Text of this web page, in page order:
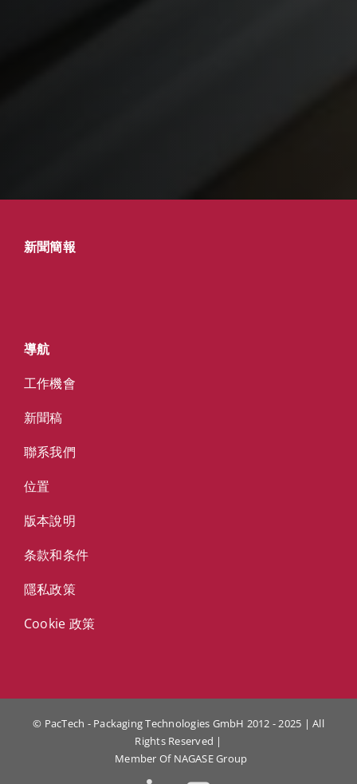
新聞簡報
導航
工作機會
新聞稿
聯系我們
位置
版本說明
条款和条件
隱私政策
Cookie 政策
© PacTech - Packaging Technologies GmbH 2012 - 2025 | All
Rights Reserved |
Member Of NAGASE Group